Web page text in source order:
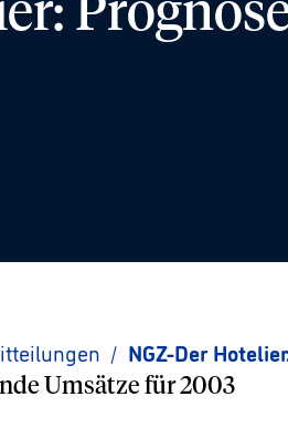
/ NGZ-Der
Umsätze für 2003